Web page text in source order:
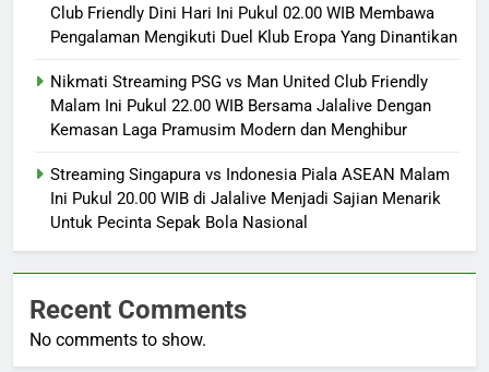
Club Friendly Dini Hari Ini Pukul 02.00 WIB Membawa
Pengalaman Mengikuti Duel Klub Eropa Yang Dinantikan
Nikmati Streaming PSG vs Man United Club Friendly
Malam Ini Pukul 22.00 WIB Bersama Jalalive Dengan
Kemasan Laga Pramusim Modern dan Menghibur
Streaming Singapura vs Indonesia Piala ASEAN Malam
Ini Pukul 20.00 WIB di Jalalive Menjadi Sajian Menarik
Untuk Pecinta Sepak Bola Nasional
Recent Comments
No comments to show.